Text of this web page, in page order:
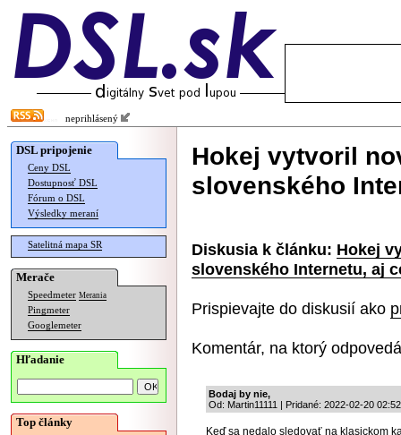
neprihlásený
DSL pripojenie
Ceny DSL
Dostupnosť DSL
Fórum o DSL
Výsledky meraní
Satelitná mapa SR
Merače
Speedmeter Merania
Pingmeter
Googlemeter
Hľadanie
Top články
Hokej vytvoril
slovenského
Diskusia k článku: Hokej
slovenského Internetu, aj
Prispievajte do diskusií ako
Komentár, na ktorý
Bodaj by nie,
Od: Martin11111 | Pridané: 2022-02-20
Keď sa nedalo sledovať na klasickom